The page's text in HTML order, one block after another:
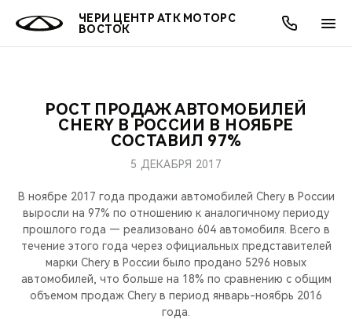
ЧЕРИ ЦЕНТР АТК МОТОРС
ВОСТОК
МОДЕЛИ
КРОССОВЕРЫ
СЕДАНЫ
НОВИНКИ
ПОКУПАТЕЛЯМ
КРЕДИТ И СТРАХОВАНИЕ
ВЛАДЕЛЬЦАМ
ЗАПЧАСТИ И АКСЕССУАРЫ
ПОДДЕРЖКА
CHERY CONNECT
МИР CHERY
О БРЕНДЕ
CHERY В СОЦСЕТЯХ
ЛЮДИ CHERY
АКЦИИ
ОНЛАЙН СЕРВИСЫ
КРЕДИТ
О КОМПАНИИ
МЫ В СОЦСЕТЯХ
РОСТ ПРОДАЖ АВТОМОБИЛЕЙ
CHERY В РОССИИ В НОЯБРЕ
СОСТАВИЛ 97%
5 ДЕКАБРЯ 2017
В ноябре 2017 года продажи автомобилей Chery в России
выросли на 97% по отношению к аналогичному периоду
прошлого года — реализовано 604 автомобиля. Всего в
течение этого года через официальных представителей
марки Chery в России было продано 5296 новых
автомобилей, что больше на 18% по сравнению с общим
объемом продаж Chery в период январь-ноябрь 2016
года.